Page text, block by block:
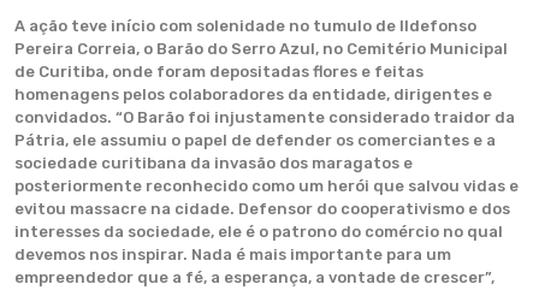
A ação teve início com solenidade no tumulo de Ildefonso
Pereira Correia, o Barão do Serro Azul, no Cemitério Municipal
de Curitiba, onde foram depositadas flores e feitas
homenagens pelos colaboradores da entidade, dirigentes e
convidados. “O Barão foi injustamente considerado traidor da
Pátria, ele assumiu o papel de defender os comerciantes e a
sociedade curitibana da invasão dos maragatos e
posteriormente reconhecido como um herói que salvou vidas e
evitou massacre na cidade. Defensor do cooperativismo e dos
interesses da sociedade, ele é o patrono do comércio no qual
devemos nos inspirar. Nada é mais importante para um
empreendedor que a fé, a esperança, a vontade de crescer”,